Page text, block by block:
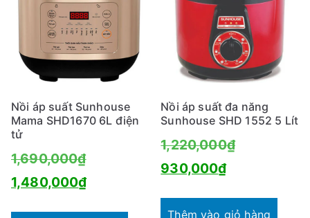
Nồi áp suất Sunhouse
Mama SHD1670 6L điện
tử
1,690,000₫Giá
gốc
1,480,000₫Giá
Nồi áp suất đa năng
Sunhouse SHD 1552 5 Lít
1,220,000₫Giá
930,000₫Giá
tại
Thêm vào giỏ hàng